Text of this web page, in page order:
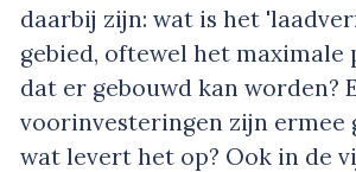
daarbij zijn: wat is het
gebied, oftewel het maximale
dat er gebouwd kan worden?
voorinvesteringen zijn ermee
wat levert het op? Ook in de